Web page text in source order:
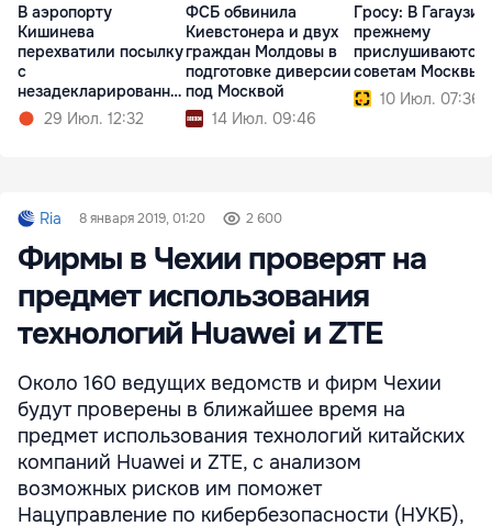
В аэропорту
Кишинева
перехватили посылку
с
незадекларированны
ми таблетками
29 Июл. 12:32
ФСБ обвинила
Киевстонера и двух
граждан Молдовы в
подготовке диверсии
под Москвой
14 Июл. 09:46
Гросу: В
прежнему
прислушиваются
советам Москвы
10 Июл. 07:36
Ria 8 января 2019, 01:20 2 600
Фирмы в Чехии проверят на
предмет использования
технологий Huawei и ZTE
Около 160 ведущих ведомств и фирм Чехии
будут проверены в ближайшее время на
предмет использования технологий китайских
компаний Huawei и ZTE, с анализом
возможных рисков им поможет
Нацуправление по кибербезопасности (НУКБ),